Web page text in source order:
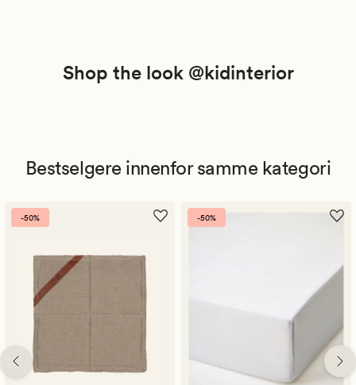
Shop the look @kidinterior
Bestselgere innenfor samme kategori
-50% -50%